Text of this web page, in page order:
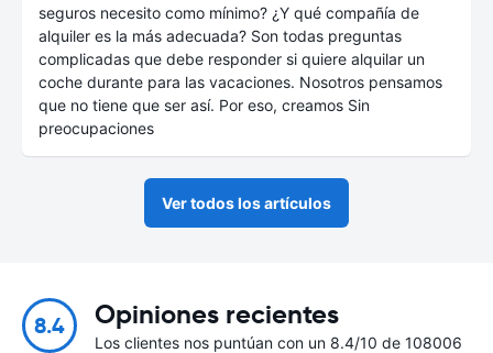
seguros necesito como mínimo? ¿Y qué compañía de
alquiler es la más adecuada? Son todas preguntas
complicadas que debe responder si quiere alquilar un
coche durante para las vacaciones. Nosotros pensamos
que no tiene que ser así. Por eso, creamos Sin
preocupaciones
Ver todos los artículos
8.4 Opiniones recientes
Los clientes nos puntúan con un 8.4/10 de 108006